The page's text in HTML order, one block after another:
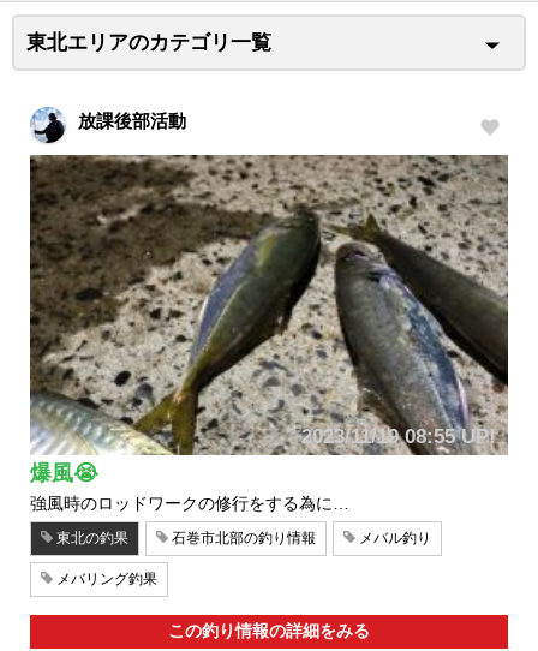
東北エリアのカテゴリ一覧
放課後部活動
2023/11/19 08:55 UP!
爆風😭
強風時のロッドワークの修行をする為に…
東北の釣果 石巻市北部の釣り情報 メバル釣り
メバリング釣果
この釣り情報の詳細をみる